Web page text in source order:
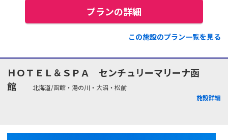
プランの詳細
この施設のプラン一覧を見る
ＨＯＴＥＬ＆ＳＰＡ センチュリーマリーナ函
館
北海道/函館・湯の川・大沼・松前
施設詳細